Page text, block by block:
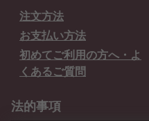
注文方法
お支払い方法
初めてご利用の方へ・よ
くあるご質問
法的事項